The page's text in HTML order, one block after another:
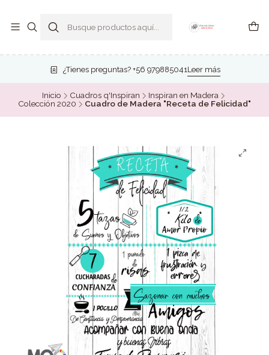
¿Tienes preguntas? +56 979885041Leer más
Inicio Cuadros q'Inspiran
Inspiran en Madera
Colección 2020
Cuadro de Madera "Receta de Felicidad"